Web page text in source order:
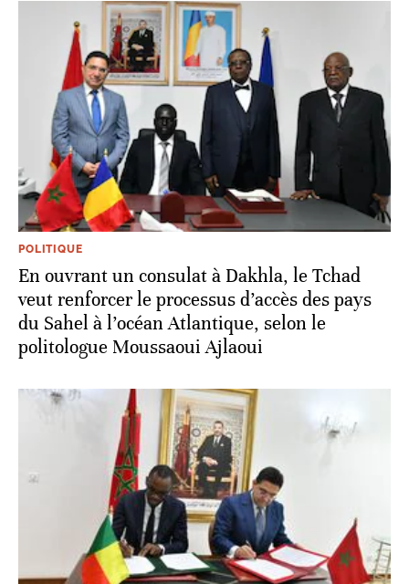
POLITIQUE
En ouvrant un consulat à Dakhla, le Tchad
veut renforcer le processus d’accès des pays
du Sahel à l’océan Atlantique, selon le
politologue Moussaoui Ajlaoui